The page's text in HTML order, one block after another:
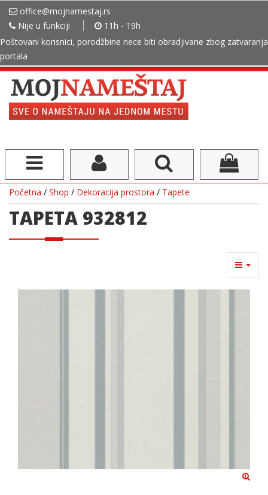
office@mojnamestaj.rs
Nije u funkciji
11h - 19h
Poštovani korisnici, porodžbine nece biti obradjivane zbog zatvaranja
portala
Početna / Shop / Dekoracija prostora / Tapete
TAPETA 932812